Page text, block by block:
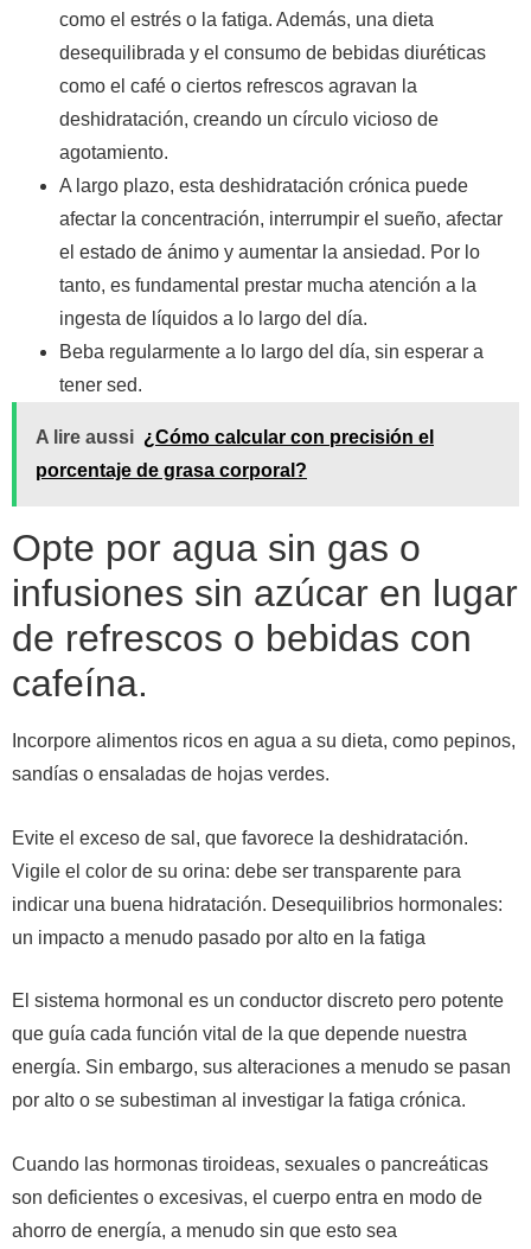
como el estrés o la fatiga. Además, una dieta
desequilibrada y el consumo de bebidas diuréticas
como el café o ciertos refrescos agravan la
deshidratación, creando un círculo vicioso de
agotamiento.
A largo plazo, esta deshidratación crónica puede
afectar la concentración, interrumpir el sueño, afectar
el estado de ánimo y aumentar la ansiedad. Por lo
tanto, es fundamental prestar mucha atención a la
ingesta de líquidos a lo largo del día.
Beba regularmente a lo largo del día, sin esperar a
tener sed.
A lire aussi ¿Cómo calcular con precisión el
porcentaje de grasa corporal?
Opte por agua sin gas o
infusiones sin azúcar en lugar
de refrescos o bebidas con
cafeína.
Incorpore alimentos ricos en agua a su dieta, como pepinos,
sandías o ensaladas de hojas verdes.
Evite el exceso de sal, que favorece la deshidratación.
Vigile el color de su orina: debe ser transparente para
indicar una buena hidratación. Desequilibrios hormonales:
un impacto a menudo pasado por alto en la fatiga
El sistema hormonal es un conductor discreto pero potente
que guía cada función vital de la que depende nuestra
energía. Sin embargo, sus alteraciones a menudo se pasan
por alto o se subestiman al investigar la fatiga crónica.
Cuando las hormonas tiroideas, sexuales o pancreáticas
son deficientes o excesivas, el cuerpo entra en modo de
ahorro de energía, a menudo sin que esto sea